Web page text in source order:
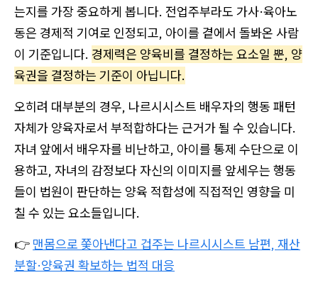
는지를 가장 중요하게 봅니다. 전업주부라도 가사·육아노
동은 경제적 기여로 인정되고, 아이를 곁에서 돌봐온 사람
이 기준입니다. 경제력은 양육비를 결정하는 요소일 뿐, 양
육권을 결정하는 기준이 아닙니다.
오히려 대부분의 경우, 나르시시스트 배우자의 행동 패턴
자체가 양육자로서 부적합하다는 근거가 될 수 있습니다.
자녀 앞에서 배우자를 비난하고, 아이를 통제 수단으로 이
용하고, 자녀의 감정보다 자신의 이미지를 앞세우는 행동
들이 법원이 판단하는 양육 적합성에 직접적인 영향을 미
칠 수 있는 요소들입니다.
👉 맨몸으로 쫓아낸다고 겁주는 나르시시스트 남편, 재산
분할·양육권 확보하는 법적 대응